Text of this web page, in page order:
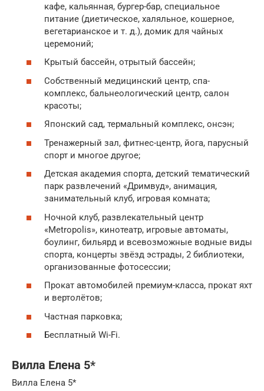
кафе, кальянная, бургер-бар, специальное
питание (диетическое, халяльное, кошерное,
вегетарианское и т. д.), домик для чайных
церемоний;
Крытый бассейн, отрытый бассейн;
Собственный медицинский центр, спа-
комплекс, бальнеологический центр, салон
красоты;
Японский сад, термальный комплекс, онсэн;
Тренажерный зал, фитнес-центр, йога, парусный
спорт и многое другое;
Детская академия спорта, детский тематический
парк развлечений «Дримвуд», анимация,
занимательный клуб, игровая комната;
Ночной клуб, развлекательный центр
«Metropolis», кинотеатр, игровые автоматы,
боулинг, бильярд и всевозможные водные виды
спорта, концерты звёзд эстрады, 2 библиотеки,
организованные фотосессии;
Прокат автомобилей премиум-класса, прокат яхт
и вертолётов;
Частная парковка;
Бесплатный Wi-Fi.
Вилла Елена 5*
Вилла Елена 5*